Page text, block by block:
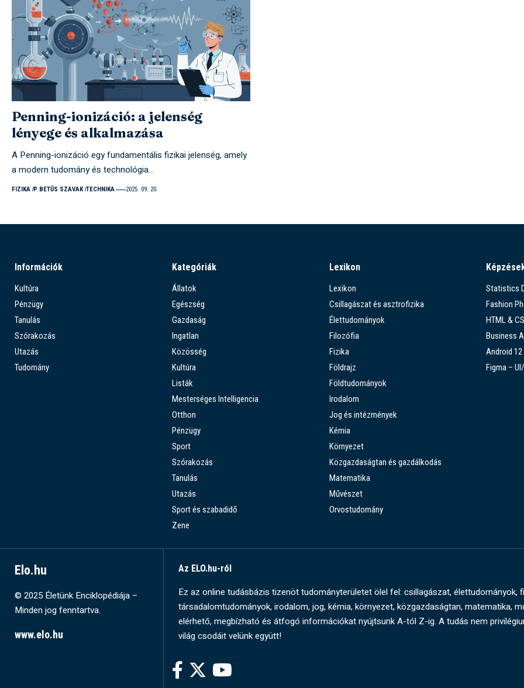
Penning-ionizáció: a jelenség
lényege és alkalmazása
A Penning-ionizáció egy fundamentális fizikai jelenség, amely
a modern tudomány és technológia…
FIZIKA P BETŰS SZAVAK TECHNIKA 2025. 09. 20.
Információk
Kultúra
Pénzügy
Tanulás
Szórakozás
Utazás
Tudomány
Kategóriák
Állatok
Egészség
Gazdaság
Ingatlan
Közösség
Kultúra
Listák
Mesterséges Intelligencia
Otthon
Pénzügy
Sport
Szórakozás
Tanulás
Utazás
Sport és szabadidő
Zene
Lexikon
Lexikon
Csillagászat és asztrofizika
Élettudományok
Filozófia
Fizika
Földrajz
Földtudományok
Irodalom
Jog és intézmények
Kémia
Környezet
Közgazdaságtan és gazdálkodás
Matematika
Művészet
Orvostudomány
Statistics
Fashion
HTML &
Business
Android
Figma –
Elo.hu
© 2025 Életünk Enciklopédiája –
Minden jog fenntartva.
www.elo.hu
Az ELO.hu-ról
Ez az online tudásbázis tizenöt tudományterületet ölel fel: csillagászat,
társadalomtudományok, irodalom, jog, kémia, környezet, közgazdaságtan, matematika,
elérhető, megbízható és átfogó információkat nyújtsunk A-tól Z-ig. A tudás nem
világ csodáit velünk együtt!